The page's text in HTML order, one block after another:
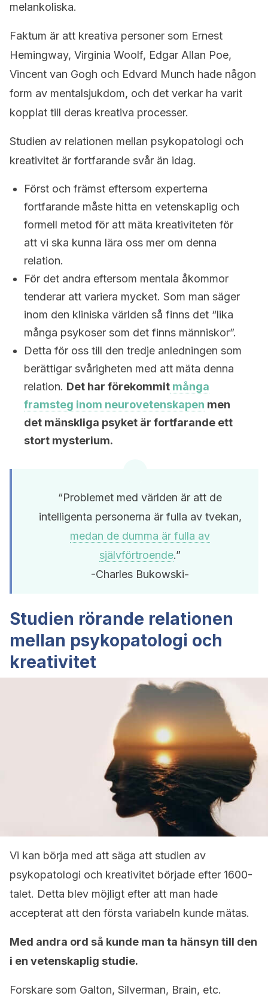
melankoliska.
Faktum är att kreativa personer som Ernest
Hemingway, Virginia Woolf, Edgar Allan Poe,
Vincent van Gogh och Edvard Munch hade någon
form av mentalsjukdom, och det verkar ha varit
kopplat till deras kreativa processer.
Studien av relationen mellan psykopatologi och
kreativitet är fortfarande svår än idag.
Först och främst eftersom experterna
fortfarande måste hitta en vetenskaplig och
formell metod för att mäta kreativiteten för
att vi ska kunna lära oss mer om denna
relation.
För det andra eftersom mentala åkommor
tenderar att variera mycket. Som man säger
inom den kliniska världen så finns det “lika
många psykoser som det finns människor”.
Detta för oss till den tredje anledningen som
berättigar svårigheten med att mäta denna
relation. Det har förekommit många
framsteg inom neurovetenskapen men
det mänskliga psyket är fortfarande ett
stort mysterium.
“Problemet med världen är att de
intelligenta personerna är fulla av tvekan,
medan de dumma är fulla av
självförtroende.”
-Charles Bukowski-
Studien rörande relationen
mellan psykopatologi och
kreativitet
Vi kan börja med att säga att studien av
psykopatologi och kreativitet började efter 1600-
talet. Detta blev möjligt efter att man hade
accepterat att den första variabeln kunde mätas.
Med andra ord så kunde man ta hänsyn till den
i en vetenskaplig studie.
Forskare som Galton, Silverman, Brain, etc.